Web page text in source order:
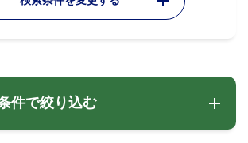
件で絞り込む